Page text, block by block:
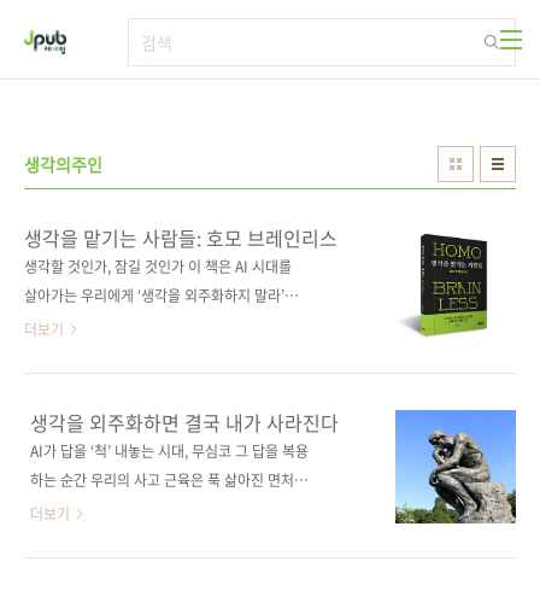
생각의주인
생각을 맡기는 사람들: 호모 브레인리스
생각할 것인가, 잠길 것인가 이 책은 AI 시대를
살아가는 우리에게 ‘생각을 외주화하지 말라’는
강력한 메시지를 던진다. 단순히 최신 도구의 사
떻게 단련하고 AI와 협업해야 하는지를 보여준
다. 기술은 인간을 대체하기도 하지만 궁극적으
로는 삶을 확장시켜왔다는 역사적 통찰을 바탕
로서 AI를 지적 파트너로 삼아야 한다고 강조한
다. 결국 이 책은 혼돈의 시대 속에서 ‘AI와 함께
더보기
생각을 외주화하면 결국 내가 사라진다
AI가 답을 ‘척’ 내놓는 시대, 무심코 그 답을 복용
하는 순간 우리의 사고 근육은 푹 삶아진 면처럼
축 늘어집니다. 《생각을 맡기는 사람들: 호모 브
더보기